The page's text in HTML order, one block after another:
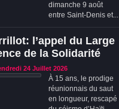
dimanche 9 août
entre Saint-Denis et...
l’appel du Large
de la Solidarité
24 Juillet 2026
À 15 ans, le prodige
réunionnais du saut
en longueur, rescapé